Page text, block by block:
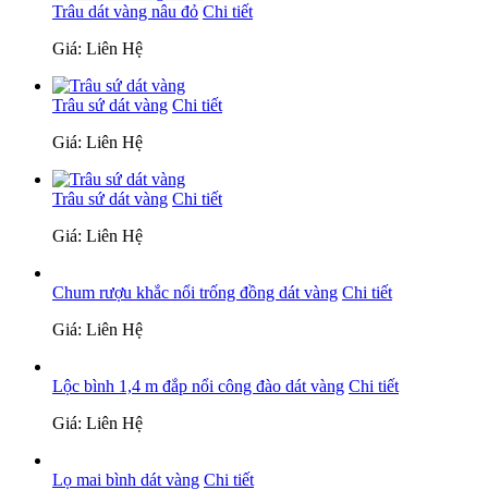
Trâu dát vàng nâu đỏ Chi tiết
Giá: Liên Hệ
Trâu sứ dát vàng Chi tiết
Giá: Liên Hệ
Trâu sứ dát vàng Chi tiết
Giá: Liên Hệ
Chum rượu khắc nổi trống đồng dát vàng Chi tiết
Giá: Liên Hệ
Lộc bình 1,4 m đắp nổi công đào dát vàng Chi tiết
Giá: Liên Hệ
Lọ mai bình dát vàng Chi tiết